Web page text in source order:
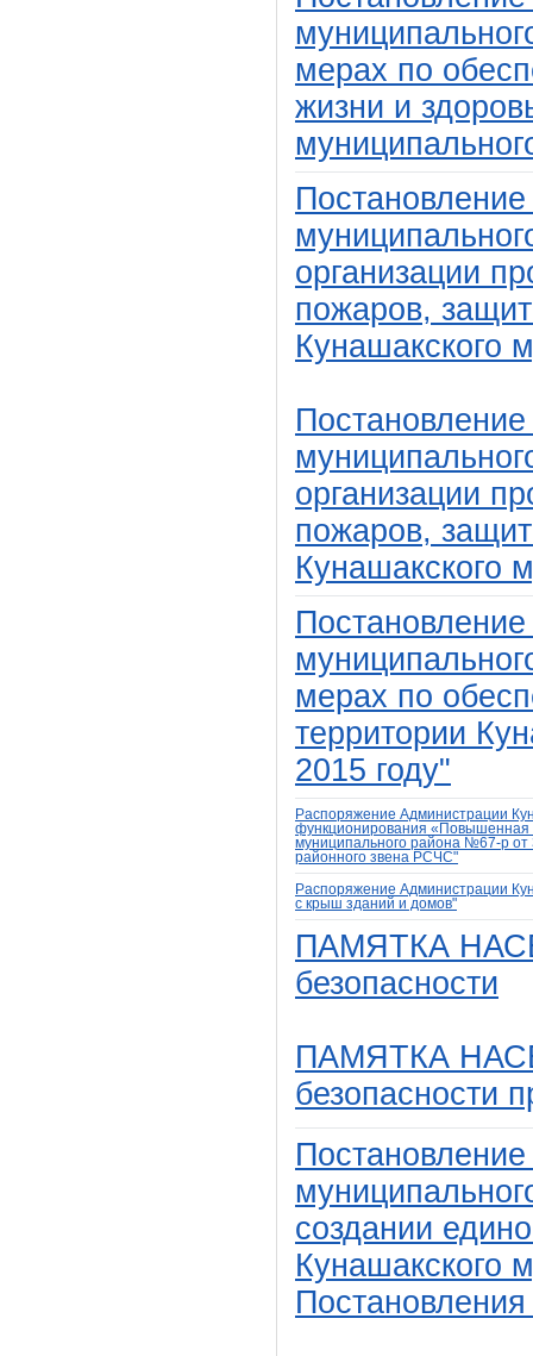
мерах по
жизни и
организации
пожаров,
Кунашакского
организации
пожаров,
Кунашакского
мерах по
территории
2015 году"
Распоряжение Администрации
функционирования «Повышенная
муниципального района №67-р от
районного звена РСЧС"
Распоряжение Администрации
с крыш зданий и домов"
ПАМЯТКА
безопасности
ПАМЯТКА
безопасности
создании
Кунашакского